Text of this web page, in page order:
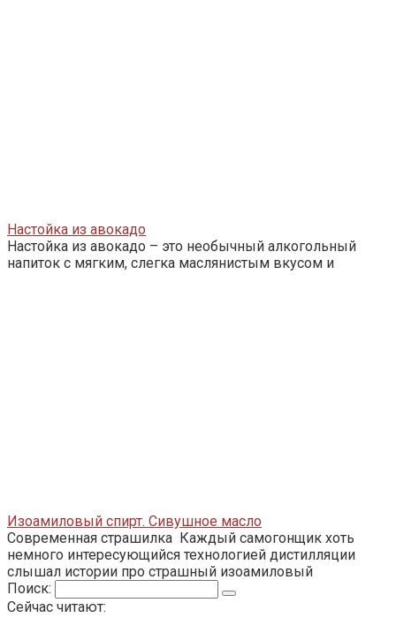
Настойка из авокадо
Настойка из авокадо – это необычный алкогольный
напиток с мягким, слегка маслянистым вкусом и
Изоамиловый спирт. Сивушное масло
Современная страшилка Каждый самогонщик хоть
немного интересующийся технологией дистилляции
слышал истории про страшный изоамиловый
Поиск:
Сейчас читают: